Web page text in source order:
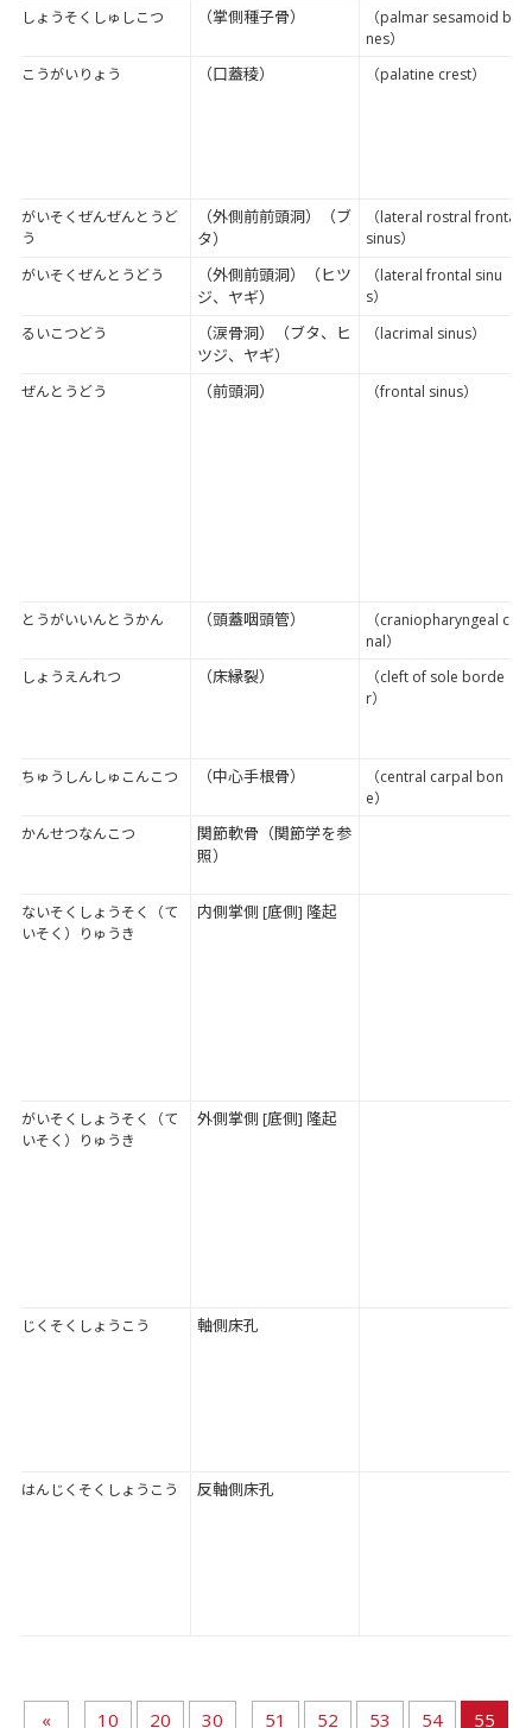
しょうそくしゅしこつ （掌側種子骨）
（palmar sesamoid bo
nes）
こうがいりょう
（口蓋稜） （palatine crest）
がいそくぜんぜんとうど
う
（外側前前頭洞）（ブ
タ）
（lateral rostral frontal
sinus）
がいそくぜんとうどう
（外側前頭洞）（ヒツ
ジ、ヤギ）
（lateral frontal sinu
s）
るいこつどう
（涙骨洞）（ブタ、ヒ
ツジ、ヤギ）
（lacrimal sinus）
ぜんとうどう （前頭洞） （frontal sinus）
とうがいいんとうかん （頭蓋咽頭管）
（craniopharyngeal ca
nal）
しょうえんれつ
（床縁裂）
（cleft of sole borde
r）
ちゅうしんしゅこんこつ （中心手根骨）
（central carpal bon
e）
かんせつなんこつ
関節軟骨（関節学を参
照）
ないそくしょうそく（て
いそく）りゅうき
内側掌側 [底側] 隆起
がいそくしょうそく（て
いそく）りゅうき
外側掌側 [底側] 隆起
じくそくしょうこう 軸側床孔
はんじくそくしょうこう 反軸側床孔
« 10 20 30 51 52 53 54 55